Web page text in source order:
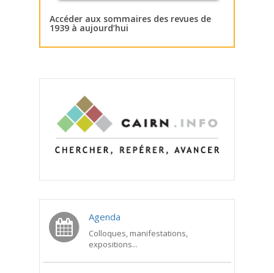
Accéder aux sommaires des revues de
1939 à aujourd’hui
Agenda
Colloques, manifestations,
expositions...